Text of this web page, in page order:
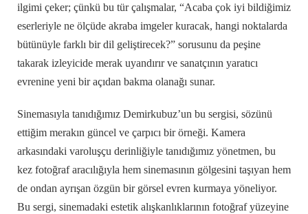
ilgimi çeker; çünkü bu tür çalışmalar, “Acaba çok iyi bildiğimiz
eserleriyle ne ölçüde akraba imgeler kuracak, hangi noktalarda
bütünüyle farklı bir dil geliştirecek?” sorusunu da peşine
takarak izleyicide merak uyandırır ve sanatçının yaratıcı
evrenine yeni bir açıdan bakma olanağı sunar.
Sinemasıyla tanıdığımız Demirkubuz’un bu sergisi, sözünü
ettiğim merakın güncel ve çarpıcı bir örneği. Kamera
arkasındaki varoluşçu derinliğiyle tanıdığımız yönetmen, bu
kez fotoğraf aracılığıyla hem sinemasının gölgesini taşıyan hem
de ondan ayrışan özgün bir görsel evren kurmaya yöneliyor.
Bu sergi, sinemadaki estetik alışkanlıklarının fotoğraf yüzeyine